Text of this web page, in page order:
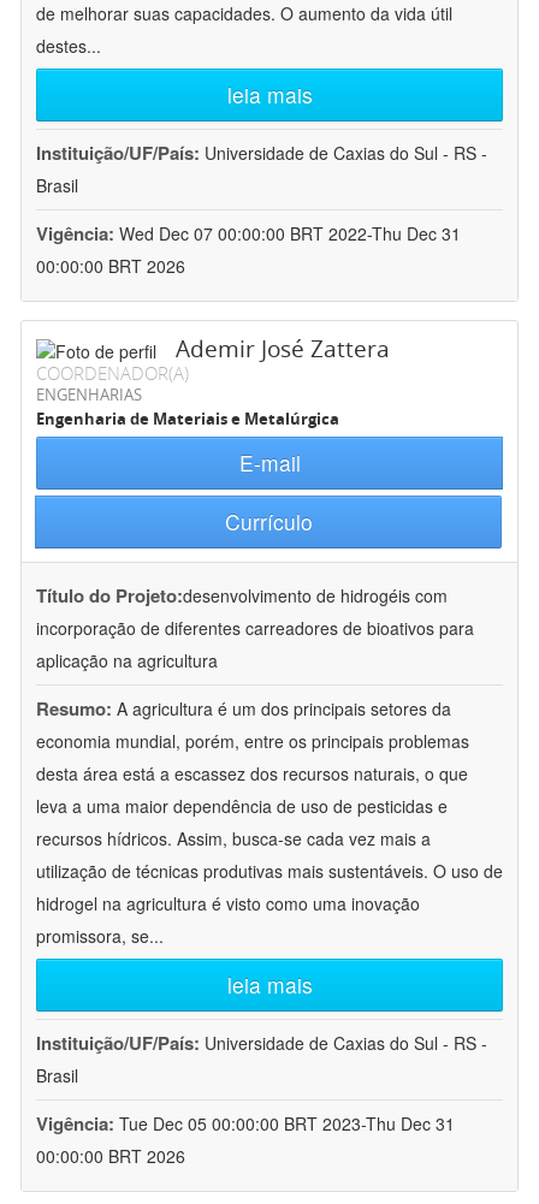
de melhorar suas capacidades. O aumento da vida útil
destes...
leia mais
Instituição/UF/País: Universidade de Caxias do Sul - RS -
Brasil
Vigência: Wed Dec 07 00:00:00 BRT 2022-Thu Dec 31
00:00:00 BRT 2026
Ademir José Zattera
COORDENADOR(A)
ENGENHARIAS
Engenharia de Materiais e Metalúrgica
E-mail
Currículo
Título do Projeto:desenvolvimento de hidrogéis com
incorporação de diferentes carreadores de bioativos para
aplicação na agricultura
Resumo: A agricultura é um dos principais setores da
economia mundial, porém, entre os principais problemas
desta área está a escassez dos recursos naturais, o que
leva a uma maior dependência de uso de pesticidas e
recursos hídricos. Assim, busca-se cada vez mais a
utilização de técnicas produtivas mais sustentáveis. O uso de
hidrogel na agricultura é visto como uma inovação
promissora, se...
leia mais
Instituição/UF/País: Universidade de Caxias do Sul - RS -
Brasil
Vigência: Tue Dec 05 00:00:00 BRT 2023-Thu Dec 31
00:00:00 BRT 2026